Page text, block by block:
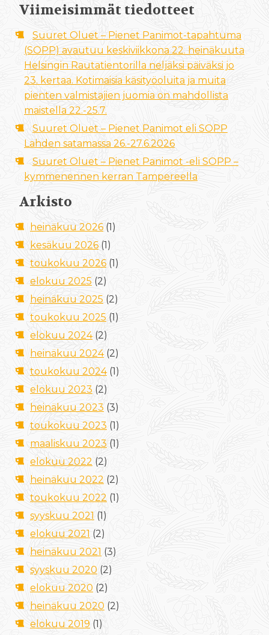
Viimeisimmät tiedotteet
Suuret Oluet – Pienet Panimot-tapahtuma
(SOPP) avautuu keskiviikkona 22. heinäkuuta
Helsingin Rautatientorilla neljäksi päiväksi jo
23. kertaa. Kotimaisia käsityöoluita ja muita
pienten valmistajien juomia on mahdollista
maistella 22.-25.7.
Suuret Oluet – Pienet Panimot eli SOPP
Lahden satamassa 26.-27.6.2026
Suuret Oluet – Pienet Panimot -eli SOPP –
kymmenennen kerran Tampereella
Arkisto
heinäkuu 2026 (1)
kesäkuu 2026 (1)
toukokuu 2026 (1)
elokuu 2025 (2)
heinäkuu 2025 (2)
toukokuu 2025 (1)
elokuu 2024(2)
heinäkuu 2024(2)
toukokuu 2024(1)
elokuu 2023 (2)
heinäkuu 2023 (3)
toukokuu 2023 (1)
maaliskuu 2023 (1)
elokuu 2022 (2)
heinäkuu 2022 (2)
toukokuu 2022 (1)
syyskuu 2021 (1)
elokuu 2021 (2)
heinäkuu 2021 (3)
syyskuu 2020 (2)
elokuu 2020 (2)
heinäkuu 2020 (2)
elokuu 2019 (1)